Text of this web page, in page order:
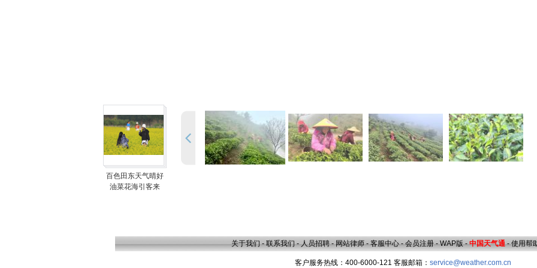
百色田东天气晴好
油菜花海引客来
关于我们 - 联系我们 - 人员招聘 - 网站律师 - 客服中心 - 会员注册 - WAP版 - 中国天气通 - 使用帮
客户服务热线：400-6000-121 客服邮箱： service@weather.com.cn